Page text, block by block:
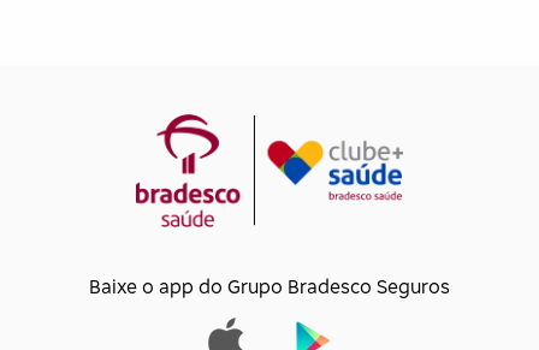
Baixe o app do Grupo Bradesco Seguros